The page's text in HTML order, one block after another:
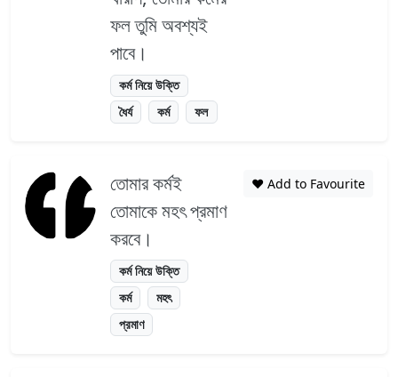
ফল তুমি অবশ্যই
পাবে।
কর্ম নিয়ে উক্তি
ধৈর্য
কর্ম ফল
তোমার কর্মই
তোমাকে মহৎ প্রমাণ
করবে।
কর্ম নিয়ে উক্তি
কর্ম
মহৎ
প্রমাণ
❤️ Add to Favourite